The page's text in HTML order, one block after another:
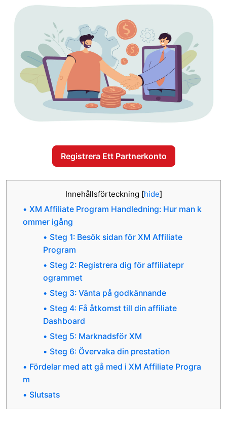
Registrera Ett Partnerkonto
Innehållsförteckning [hide]
XM Affiliate Program Handledning: Hur man k
ommer igång
Steg 1: Besök sidan för XM Affiliate
Program
Steg 2: Registrera dig för affiliatepr
ogrammet
Steg 3: Vänta på godkännande
Steg 4: Få åtkomst till din affiliate
Dashboard
Steg 5: Marknadsför XM
Steg 6: Övervaka din prestation
Fördelar med att gå med i XM Affiliate Progra
m
Slutsats